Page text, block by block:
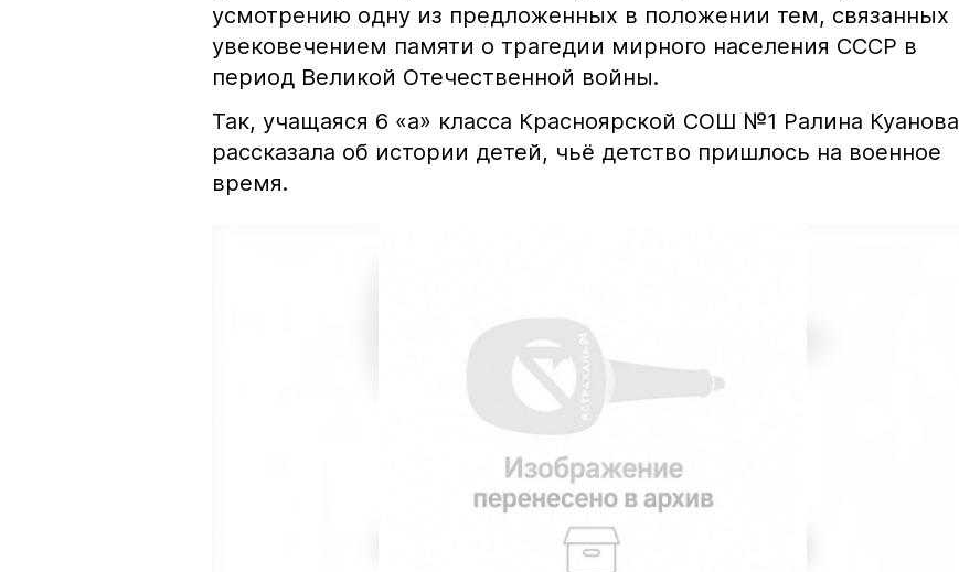
усмотрению одну из предложенных в положении тем, связанных
увековечением памяти о трагедии мирного населения СССР в
период Великой Отечественной войны.
Так, учащаяся 6 «а» класса Красноярской СОШ №1 Ралина Куанова
рассказала об истории детей, чьё детство пришлось на военное
время.